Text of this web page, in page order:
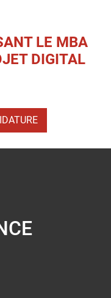
LE MBA
DIGITAL